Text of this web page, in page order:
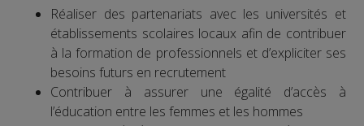
Réaliser des partenariats avec les universités et
établissements scolaires locaux afin de contribuer
à la formation de professionnels et d’expliciter ses
besoins futurs en recrutement
Contribuer à assurer une égalité d’accès à
l’éducation entre les femmes et les hommes